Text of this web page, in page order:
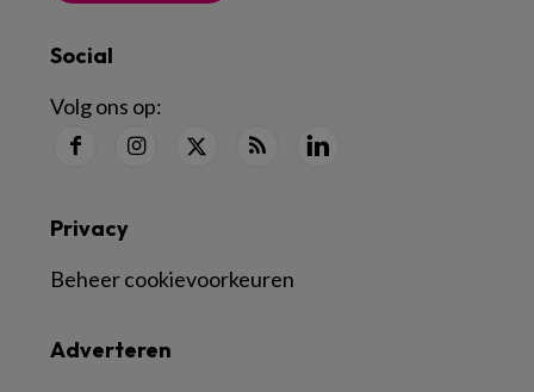
Social
Volg ons op:
Adverteren
Privacy
Beheer cookievoorkeuren